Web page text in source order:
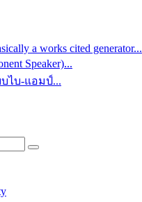
a works cited generator...
Speaker)...
ไบ-แอมป์...